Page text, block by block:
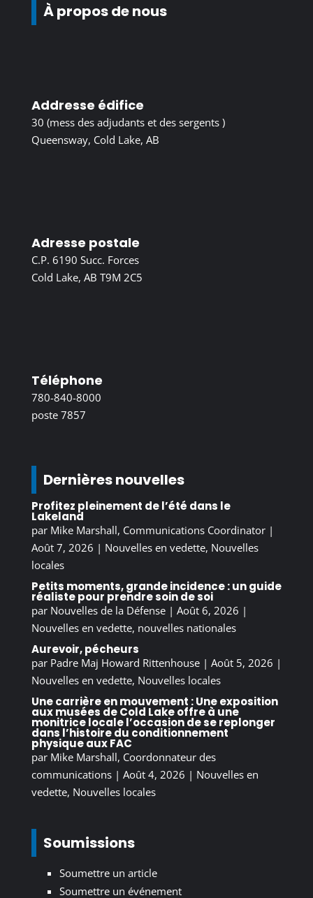
À propos de nous
Addresse édifice
30 (mess des adjudants et des sergents )
Queensway, Cold Lake, AB
Adresse postale
C.P. 6190 Succ. Forces
Cold Lake, AB T9M 2C5
Téléphone
780-840-8000
poste 7857
Dernières nouvelles
Profitez pleinement de l’été dans le
Lakeland
par Mike Marshall, Communications Coordinator|
Août 7, 2026 | Nouvelles en vedette, Nouvelles
locales
Petits moments, grande incidence : un guide
réaliste pour prendre soin de soi
par Nouvelles de la Défense| Août 6, 2026 |
Nouvelles en vedette, nouvelles nationales
Aurevoir, pécheurs
par Padre Maj Howard Rittenhouse| Août 5, 2026 |
Nouvelles en vedette, Nouvelles locales
Une carrière en mouvement : Une exposition
aux musées de Cold Lake offre à une
monitrice locale l’occasion de se replonger
dans l’histoire du conditionnement
physique aux FAC
par Mike Marshall, Coordonnateur des
communications| Août 4, 2026 | Nouvelles en
vedette, Nouvelles locales
Soumissions
Soumettre un article
Soumettre un événement